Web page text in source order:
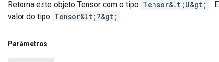
Retorna este objeto Tensor com o tipo Tensor&lt;U&gt; .
valor do tipo Tensor&lt;?&gt; .
Parâmetros